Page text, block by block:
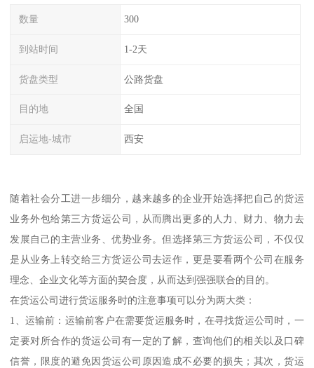
数量 300
到站时间 1-2天
货盘类型 公路货盘
目的地 全国
启运地-城市 西安
随着社会分工进一步细分，越来越多的企业开始选择把自己的货运
业务外包给第三方货运公司，从而腾出更多的人力、财力、物力去
发展自己的主营业务、优势业务。但选择第三方货运公司，不仅仅
是从业务上转交给三方货运公司去运作，更是要看两个公司在服务
理念、企业文化等方面的契合度，从而达到强强联合的目的。
在货运公司进行货运服务时的注意事项可以分为两大类：
1、运输前：运输前客户在需要货运服务时，在寻找货运公司时，一
定要对所合作的货运公司有一定的了解，查询他们的相关以及口碑
信誉，限度的避免因货运公司原因造成不必要的损失；其次，货运